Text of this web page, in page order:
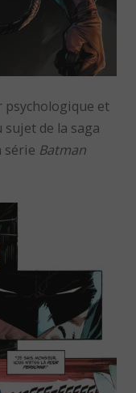
psychologique et
de la saga
série Batman